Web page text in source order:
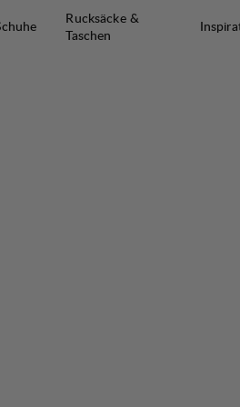
Rucksäcke &
Taschen